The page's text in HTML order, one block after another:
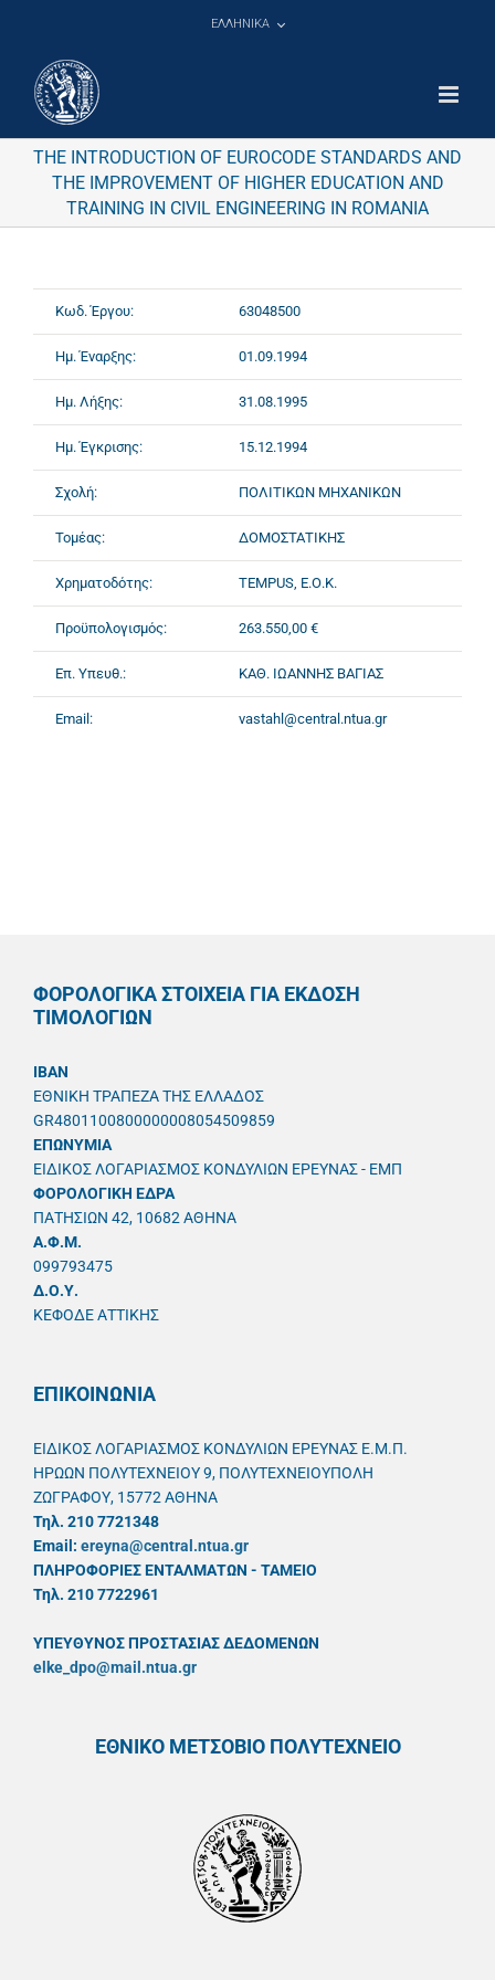
ΕΛΛΗΝΙΚΑ
THE INTRODUCTION OF EUROCODE STANDARDS AND
THE IMPROVEMENT OF HIGHER ΕDUCATION AND
TRAINING IN CIVIL ENGINEERING IN ROMANIA
Κωδ. Έργου: 63048500
Ημ. Έναρξης: 01.09.1994
Ημ. Λήξης: 31.08.1995
Ημ. Έγκρισης: 15.12.1994
Σχολή: ΠΟΛΙΤΙΚΩΝ ΜΗΧΑΝΙΚΩΝ
Τομέας: ΔΟΜΟΣΤΑΤΙΚΗΣ
Χρηματοδότης: TEMPUS, Ε.Ο.Κ.
Προϋπολογισμός: 263.550,00 €
Επ. Υπευθ.: ΚΑΘ. ΙΩΑΝΝΗΣ ΒΑΓΙΑΣ
Email: vastahl@central.ntua.gr
ΦΟΡΟΛΟΓΙΚΑ ΣΤΟΙΧΕΙΑ ΓΙΑ ΕΚΔΟΣΗ
ΤΙΜΟΛΟΓΙΩΝ
IBAN
ΕΘΝΙΚΗ ΤΡΑΠΕΖΑ ΤΗΣ ΕΛΛΑΔΟΣ
GR4801100800000008054509859
ΕΠΩΝΥΜΙΑ
ΕΙΔΙΚΟΣ ΛΟΓΑΡΙΑΣΜΟΣ ΚΟΝΔΥΛΙΩΝ ΕΡΕΥΝΑΣ - ΕΜΠ
ΦΟΡΟΛΟΓΙΚΗ ΕΔΡΑ
ΠΑΤΗΣΙΩΝ 42, 10682 ΑΘΗΝΑ
A.Φ.Μ.
099793475
Δ.Ο.Υ.
ΚΕΦΟΔΕ ΑΤΤΙΚΗΣ
ΕΠΙΚΟΙΝΩΝΙΑ
ΕΙΔΙΚΟΣ ΛΟΓΑΡΙΑΣΜΟΣ ΚΟΝΔΥΛΙΩΝ ΕΡΕΥΝΑΣ Ε.Μ.Π.
ΗΡΩΩΝ ΠΟΛΥΤΕΧΝΕΙΟΥ 9, ΠΟΛΥΤΕΧΝΕΙΟΥΠΟΛΗ
ΖΩΓΡΑΦΟΥ, 15772 ΑΘΗΝΑ
Τηλ. 210 7721348
Email: ereyna@central.ntua.gr
ΠΛΗΡΟΦΟΡΙΕΣ ΕΝΤΑΛΜΑΤΩΝ - ΤΑΜΕΙΟ
Τηλ. 210 7722961
ΥΠΕΥΘYΝΟΣ ΠΡΟΣΤΑΣΙΑΣ ΔΕΔΟΜΕΝΩΝ
elke_dpo@mail.ntua.gr
ΕΘΝΙΚΟ ΜΕΤΣΟΒΙΟ ΠΟΛΥΤΕΧΝΕΙΟ